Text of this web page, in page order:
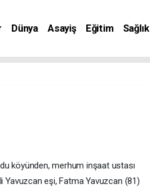
Dünya Asayiş Eğitim Sağlık
köyünden, merhum inşaat ustası
Yavuzcan eşi, Fatma Yavuzcan (81)